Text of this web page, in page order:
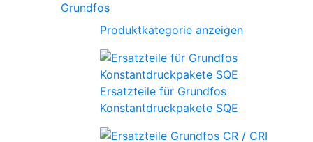
Grundfos
Produktkategorie anzeigen
Ersatzteile für Grundfos
Konstantdruckpakete SQE